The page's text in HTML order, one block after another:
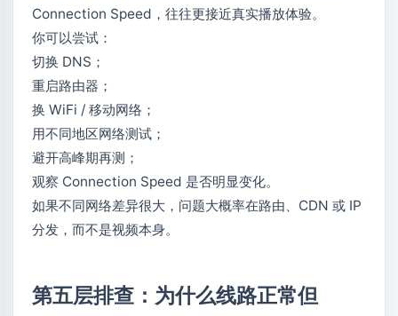
Connection Speed，往往更接近真实播放体验。
你可以尝试：
切换 DNS；
重启路由器；
换 WiFi / 移动网络；
用不同地区网络测试；
避开高峰期再测；
观察 Connection Speed 是否明显变化。
如果不同网络差异很大，问题大概率在路由、CDN 或 IP
分发，而不是视频本身。
第五层排查：为什么线路正常但